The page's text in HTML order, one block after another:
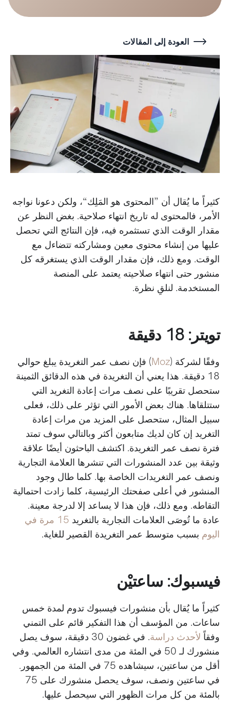
العودة إلى المقالات
كثيراً ما يُقال أن ”المحتوى هو المَلِك“، ولكن دعونا نواجه
الأمر، فالمحتوى له تاريخ انتهاء صلاحية. بغض النظر عن
مقدار الوقت الذي تستثمره فيه، فإن النتائج التي تحصل
عليها من إنشاء محتوى معين ومشاركته تتضاءل مع
الوقت. ومع ذلك، فإن مقدار الوقت الذي يستغرقه كل
منشور حتى انتهاء صلاحيته يعتمد على المنصة
المستخدمة. لنلقِ نظرة.
تويتر: 18 دقيقة
وفقًا لشركة (Moz) فإن نصف عمر التغريدة يبلغ حوالي
18 دقيقة. هذا يعني أن التغريدة في هذه الدقائق الثمينة
ستحصل تقريبًا على نصف مرات إعادة التغريد التي
ستتلقاها. هناك بعض الأمور التي تؤثر على ذلك، فعلى
سبيل المثال، ستحصل على المزيد من مرات إعادة
التغريد إن كان لديك متابعون أكثر وبالتالي سوف تمتد
فترة نصف عمر التغريدة. اكتشف الباحثون أيضًا علاقة
وثيقة بين عدد المنشورات التي تنشرها العلامة التجارية
ونصف عمر التغريدات الخاصة بها. كلما طال وجود
المنشور في أعلى صفحتك الرئيسية، كلما زادت احتمالية
التقاطه. ومع ذلك، فإن هذا لا يساعد إلا لدرجة معينة.
عادة ما تُوصَى العلامات التجارية بالتغريد
15 مرة في
اليوم بسبب متوسط عمر التغريدة القصير للغاية.
فيسبوك: ساعتيْن
كثيراً ما يُقال بأن منشورات فيسبوك تدوم لمدة خمس
ساعات. من المؤسف أن هذا التفكير قائم على التمني
وفقاً لأحدث دراسة
. في غضون 30 دقيقة، سوف يصل
منشورك لـ 50 في المئة من مدى انتشاره العالمي. وفي
أقل من ساعتين، سيشاهده 75 في المئة من الجمهور.
في ساعتين ونصف، سوف يحصل منشورك على 75
بالمئة من كل مرات الظهور التي سيحصل عليها.